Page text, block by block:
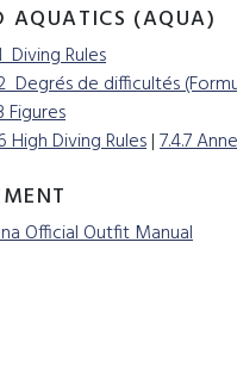
AQUATICS (AQUA)
Diving Rules
Degrés de difficultés
Figures
High Diving Rules|7.4.7
Official Outfit Manual